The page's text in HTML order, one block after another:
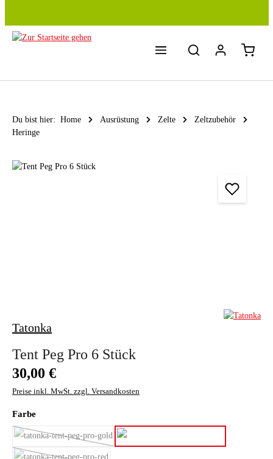
Du bist hier: Home Ausrüstung Zelte
Zeltzubehör
Heringe
Bildergalerie überspringen
Tatonka
Tent Peg Pro 6 Stück
Regulärer Preis:
30,00 €
Preise inkl. MwSt. zzgl. Versandkosten
Farbeauswählen
gold
(Diese Option ist zurzeit nicht verfügbar.)